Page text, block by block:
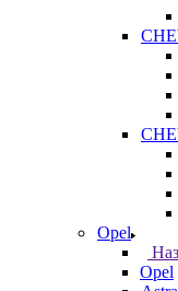
Opel
Opel